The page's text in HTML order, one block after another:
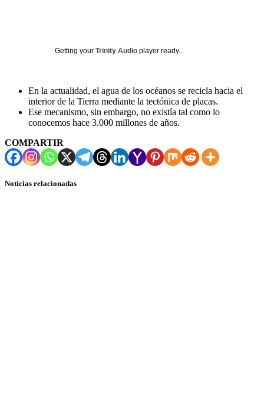
Getting your Trinity Audio player ready...
En la actualidad, el agua de los océanos se recicla hacia el
interior de la Tierra mediante la tectónica de placas.
Ese mecanismo, sin embargo, no existía tal como lo
conocemos hace 3.000 millones de años.
COMPARTIR
Noticias relacionadas